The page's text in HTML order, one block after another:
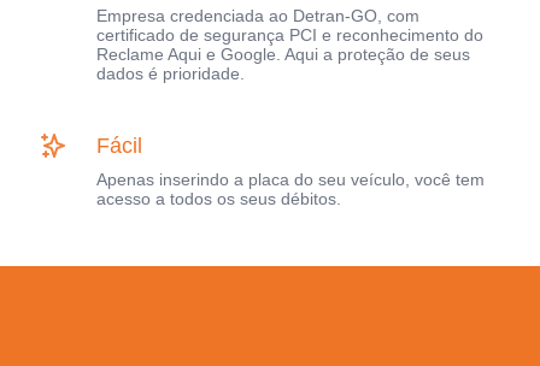
Empresa credenciada ao Detran-GO, com
certificado de segurança PCI e reconhecimento do
Reclame Aqui e Google. Aqui a proteção de seus
dados é prioridade.
Fácil
Apenas inserindo a placa do seu veículo, você tem
acesso a todos os seus débitos.